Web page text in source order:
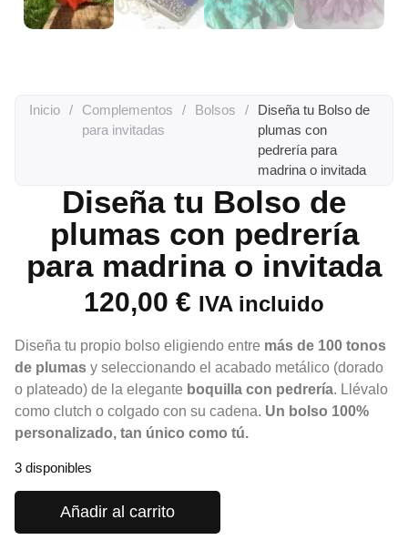
Inicio /
Complementos
para invitadas
/ Bolsos /
Diseña tu Bolso de
plumas con
pedrería para
madrina o invitada
Diseña tu Bolso de
plumas con pedrería
para madrina o invitada
120,00 € IVA incluido
Diseña tu propio bolso eligiendo entre más de 100 tonos
de plumas y seleccionando el acabado metálico (dorado
o plateado) de la elegante boquilla con pedrería. Llévalo
como clutch o colgado con su cadena. Un bolso 100%
personalizado, tan único como tú.
3 disponibles
Añadir al carrito